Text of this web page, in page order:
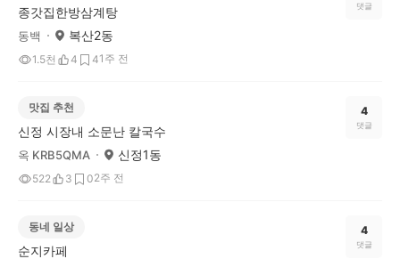
종갓집한방삼계탕
동백 복산2동
1.5천 4 41주 전
댓글
맛집 추천
신정 시장내 소문난 칼국수
옥 KRB5QMA 신정1동
522 3 02주 전
4
댓글
동네 일상
순지카페
4
댓글